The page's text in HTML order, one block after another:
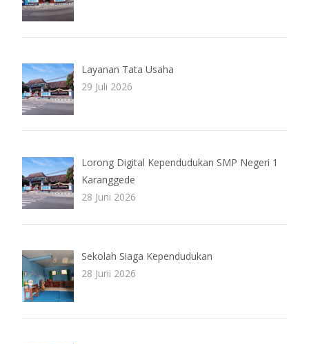
Layanan Tata Usaha
29 Juli 2026
Lorong Digital Kependudukan SMP Negeri 1
Karanggede
28 Juni 2026
Sekolah Siaga Kependudukan
28 Juni 2026